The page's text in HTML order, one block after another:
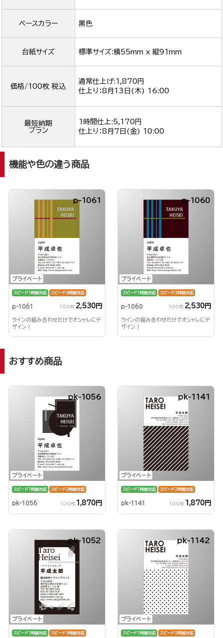
ベースカラー 黒色
台紙サイズ 標準サイズ:横55mm x 縦91mm
価格/100枚 税込
通常仕上げ:1,870円
仕上り：8月13日(木) 16:00
最短納期
プラン
1時間仕上:5,170円
仕上り：8月7日(金) 10:00
機能や色の違う商品
プライベート
p-1061
スピード1時間対応 スピード3時間対応
p-1061 100枚 2,530円
ラインの組み合わせだけでオシャレにデ
ザイン！
プライベート
p-1060
スピード1時間対応 スピード3時間対応
p-1060 100枚 2,530円
ラインの組み合わせだけでオシャレにデ
ザイン！
おすすめ商品
プライベート
pk-1056
スピード1時間対応 スピード3時間対応
pk-1056 100枚 1,870円
プライベート
pk-1141
スピード1時間対応 スピード3時間対応
pk-1141 100枚 1,870円
プライベート
pk-1052
スピード1時間対応 スピード3時間対応
プライベート
pk-1142
スピード1時間対応 スピード3時間対応